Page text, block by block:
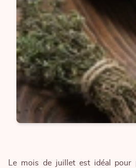
Le mois de juillet est idéal